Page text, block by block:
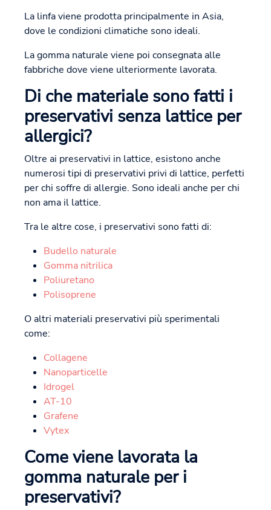
La linfa viene prodotta principalmente in Asia,
dove le condizioni climatiche sono ideali.
La gomma naturale viene poi consegnata alle
fabbriche dove viene ulteriormente lavorata.
Di che materiale sono fatti i
preservativi senza lattice per
allergici?
Oltre ai preservativi in lattice, esistono anche
numerosi tipi di preservativi privi di lattice, perfetti
per chi soffre di allergie. Sono ideali anche per chi
non ama il lattice.
Tra le altre cose, i preservativi sono fatti di:
Budello naturale
Gomma nitrilica
Poliuretano
Polisoprene
O altri materiali preservativi più sperimentali
come:
Collagene
Nanoparticelle
Idrogel
AT-10
Grafene
Vytex
Come viene lavorata la
gomma naturale per i
preservativi?